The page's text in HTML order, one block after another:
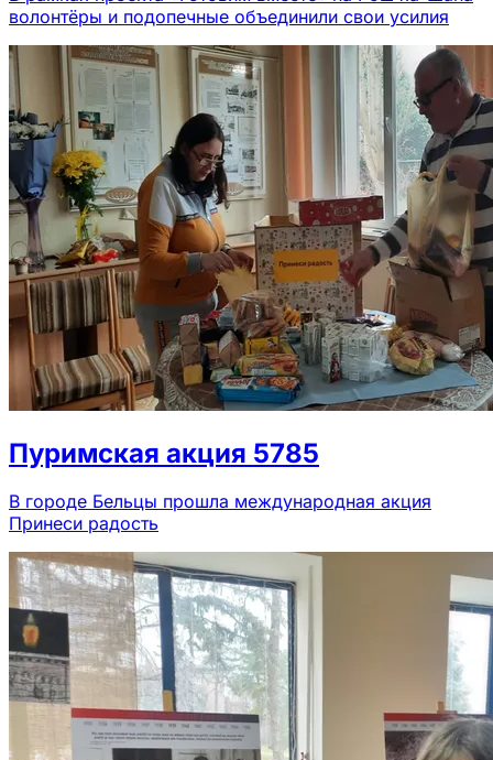
волонтёры и подопечные объединили свои усилия
Пуримская акция 5785
В городе Бельцы прошла международная акция
Принеси радость